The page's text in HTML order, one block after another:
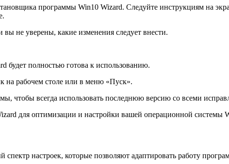
программы Win10 Wizard. Следуйте инструкциям на
не уверены, какие изменения следует внести.
будет полностью готова к использованию.
на рабочем столе или в меню «Пуск».
чтобы всегда использовать последнюю версию со всеми
для оптимизации и настройки вашей операционной системы
настроек, которые позволяют адаптировать работу